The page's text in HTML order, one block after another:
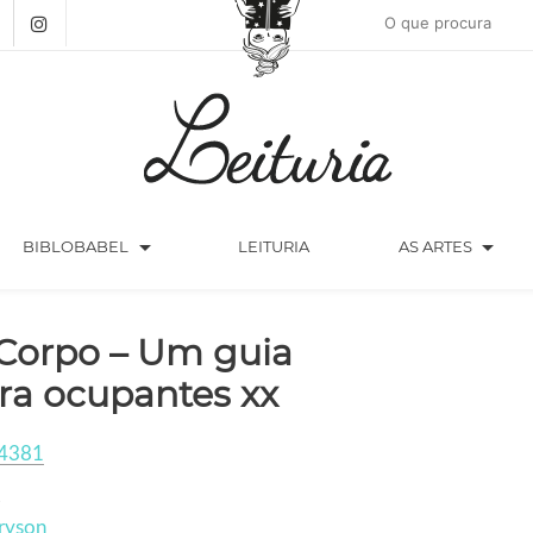
BIBLOBABEL arrow_drop_down LEITURIA AS ARTES arrow_drop_down
– Um guia
ocupantes xx